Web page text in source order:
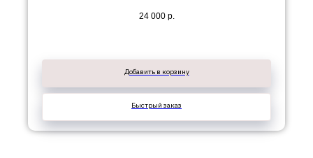
24 000 р.
Добавить в корзину
Быстрый заказ